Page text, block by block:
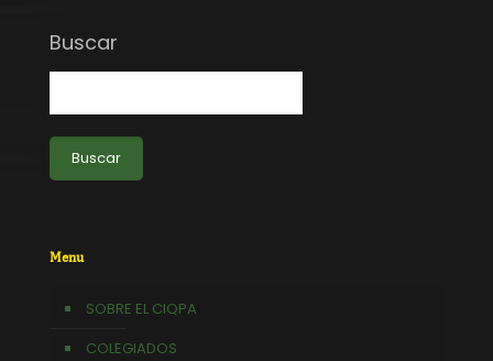
Buscar
Buscar
Menu
SOBRE EL CIQPA
COLEGIADOS